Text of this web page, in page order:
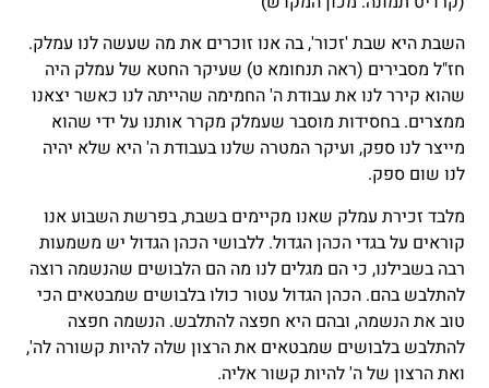
השבת היא שבת 'זכור', בה אנו זוכרים את מה שעשה לנו עמלק.
חז"ל מסבירים (ראה תנחומא ט) שעיקר החטא של עמלק היה
שהוא קירר לנו את עבודת ה' החמימה שהייתה לנו כאשר יצאנו
ממצרים. בחסידות מוסבר שעמלק מקרר אותנו על ידי שהוא
מייצר לנו ספק, ועיקר המטרה שלנו בעבודת ה' היא שלא יהיה
לנו שום ספק.
מלבד זכירת עמלק שאנו מקיימים בשבת, בפרשת השבוע אנו
קוראים על בגדי הכהן הגדול. ללבושי הכהן הגדול יש משמעות
רבה בשבילנו, כי הם מגלים לנו מה הם הלבושים שהנשמה רוצה
להתלבש בהם. הכהן הגדול עטור כולו בלבושים שמבטאים הכי
טוב את הנשמה, ובהם היא חפצה להתלבש. הנשמה חפצה
להתלבש בלבושים שמבטאים את הרצון שלה להיות קשורה לה',
ואת הרצון של ה' להיות קשור אליה.